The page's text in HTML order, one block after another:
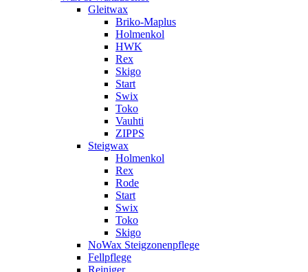
Gleitwax
Briko-Maplus
Holmenkol
HWK
Rex
Skigo
Start
Swix
Toko
Vauhti
ZIPPS
Steigwax
Holmenkol
Rex
Rode
Start
Swix
Toko
Skigo
NoWax Steigzonenpflege
Fellpflege
Reiniger